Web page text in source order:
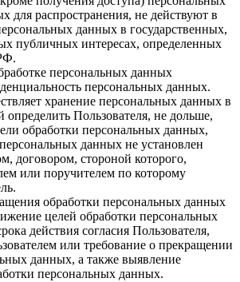
для распространения, не действуют в
данных в государственных,
публичных интересах, определенных
персональных данных
персональных данных.
хранение персональных данных в
Пользователя, не дольше,
обработки персональных данных,
данных не установлен
договором, стороной которого,
или поручителем по которому
обработки персональных данных
целей обработки персональных
действия согласия Пользователя,
или требование о прекращении
данных, а также выявление
персональных данных.